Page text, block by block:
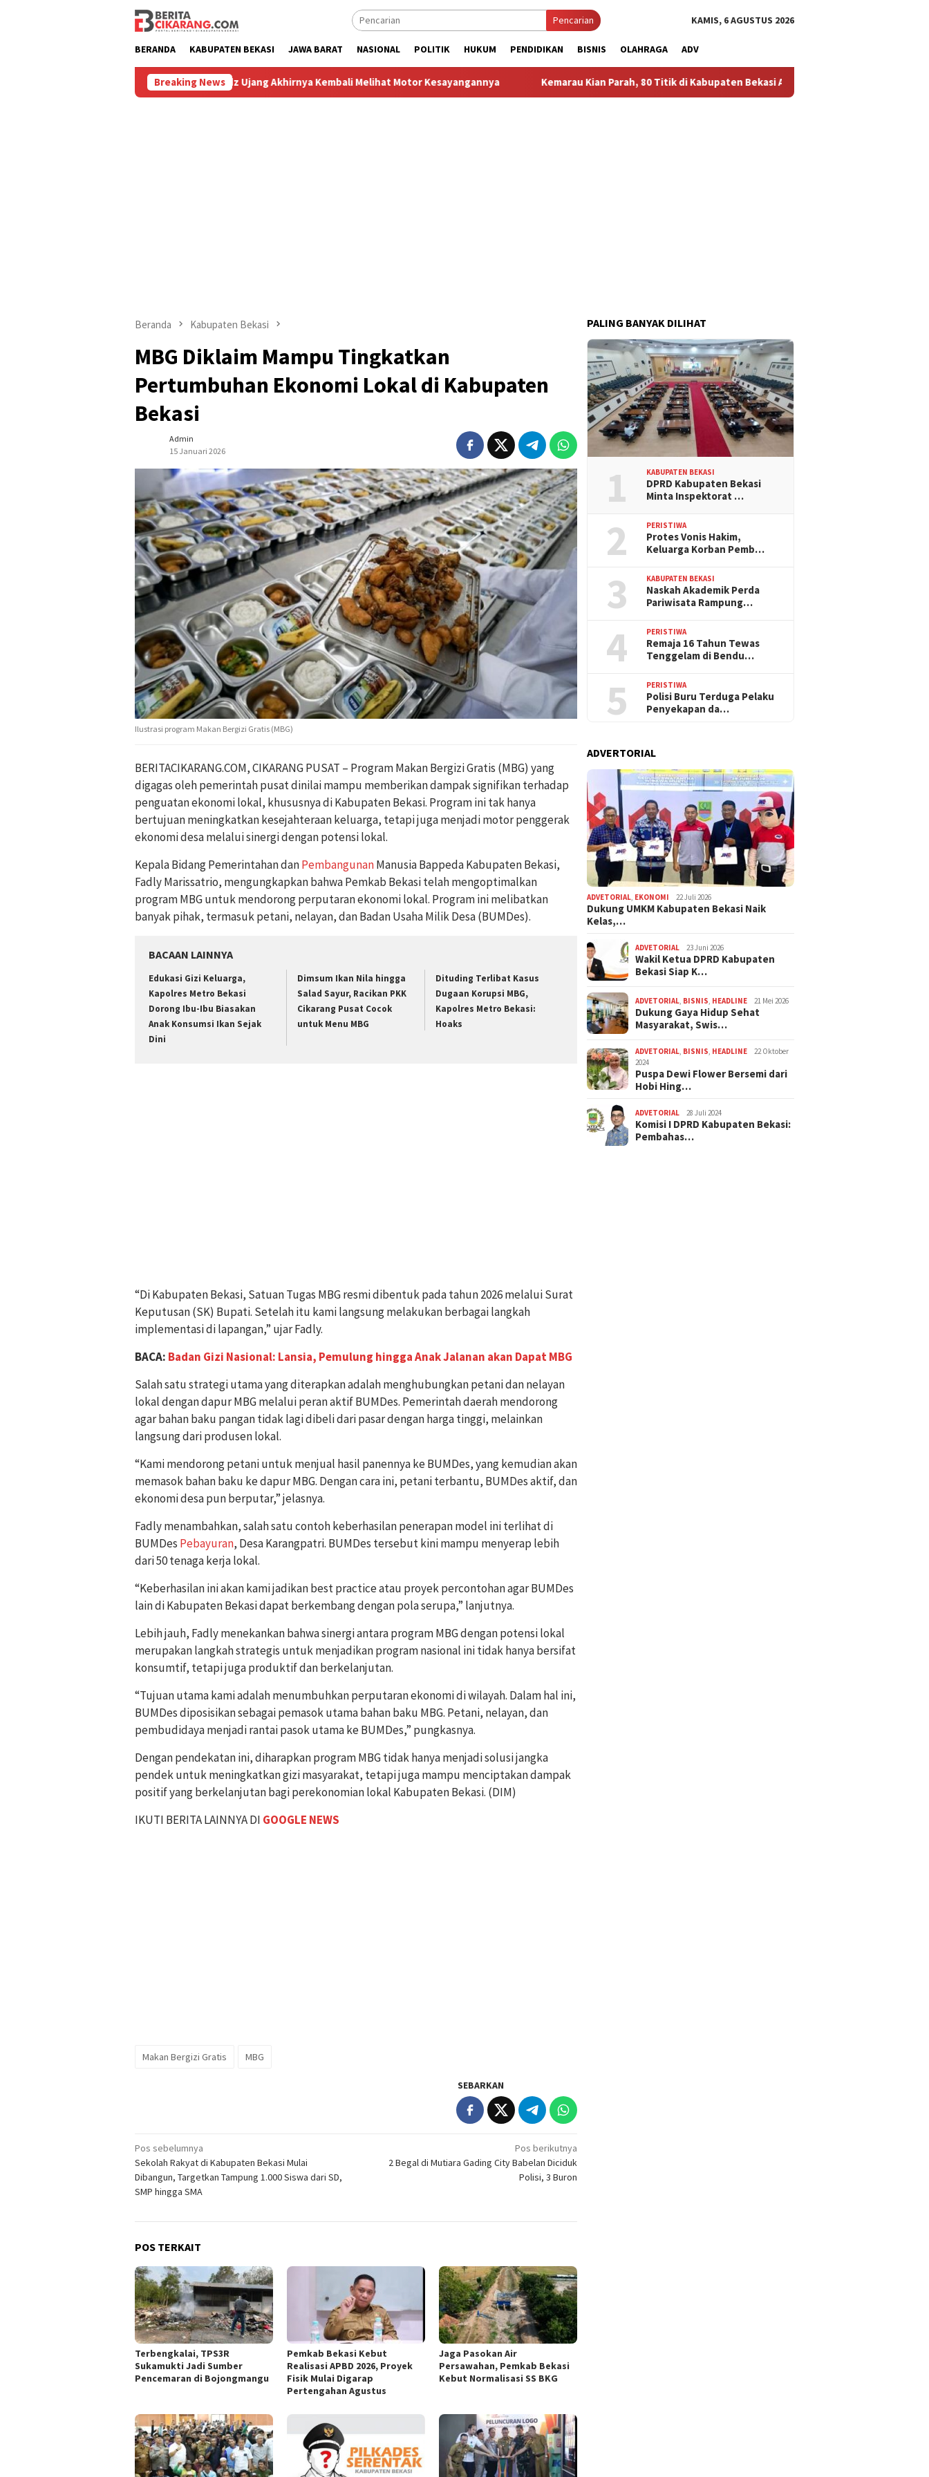
Pencarian KAMIS, 6 AGUSTUS 2026
BERANDA KABUPATEN BEKASI JAWA BARAT NASIONAL POLITIK HUKUM PENDIDIKAN BISNIS OLAHRAGA ADV
Breaking News
Hilang 5 Bulan, Ustadz Ujang Akhirnya Kembali Melihat Motor Kesayangannya Kemarau Kian Parah, 80 Titik di Kabupaten Bekasi Alami Krisis Air Bersih
Beranda Kabupaten Bekasi
MBG Diklaim Mampu Tingkatkan
Pertumbuhan Ekonomi Lokal di Kabupaten
Bekasi
Admin
15 Januari 2026
Ilustrasi program Makan Bergizi Gratis (MBG)
BERITACIKARANG.COM, CIKARANG PUSAT – Program Makan Bergizi Gratis (MBG) yang
digagas oleh pemerintah pusat dinilai mampu memberikan dampak signifikan terhadap
penguatan ekonomi lokal, khususnya di Kabupaten Bekasi. Program ini tak hanya
bertujuan meningkatkan kesejahteraan keluarga, tetapi juga menjadi motor penggerak
ekonomi desa melalui sinergi dengan potensi lokal.
Kepala Bidang Pemerintahan danPembangunanManusia Bappeda Kabupaten Bekasi,
Fadly Marissatrio, mengungkapkan bahwa Pemkab Bekasi telah mengoptimalkan
program MBG untuk mendorong perputaran ekonomi lokal. Program ini melibatkan
banyak pihak, termasuk petani, nelayan, dan Badan Usaha Milik Desa (BUMDes).
BACAAN LAINNYA
Edukasi Gizi Keluarga,
Kapolres Metro Bekasi
Dorong Ibu-Ibu Biasakan
Anak Konsumsi Ikan Sejak
Dini
Dimsum Ikan Nila hingga
Salad Sayur, Racikan PKK
Cikarang Pusat Cocok
untuk Menu MBG
Dituding Terlibat Kasus
Dugaan Korupsi MBG,
Kapolres Metro Bekasi:
Hoaks
“Di Kabupaten Bekasi, Satuan Tugas MBG resmi dibentuk pada tahun 2026 melalui Surat
Keputusan (SK) Bupati. Setelah itu kami langsung melakukan berbagai langkah
implementasi di lapangan,” ujar Fadly.
BACA: Badan Gizi Nasional: Lansia, Pemulung hingga Anak Jalanan akan Dapat MBG
Salah satu strategi utama yang diterapkan adalah menghubungkan petani dan nelayan
lokal dengan dapur MBG melalui peran aktif BUMDes. Pemerintah daerah mendorong
agar bahan baku pangan tidak lagi dibeli dari pasar dengan harga tinggi, melainkan
langsung dari produsen lokal.
“Kami mendorong petani untuk menjual hasil panennya ke BUMDes, yang kemudian akan
memasok bahan baku ke dapur MBG. Dengan cara ini, petani terbantu, BUMDes aktif, dan
ekonomi desa pun berputar,” jelasnya.
Fadly menambahkan, salah satu contoh keberhasilan penerapan model ini terlihat di
BUMDes Pebayuran, Desa Karangpatri. BUMDes tersebut kini mampu menyerap lebih
dari 50 tenaga kerja lokal.
“Keberhasilan ini akan kami jadikan best practice atau proyek percontohan agar BUMDes
lain di Kabupaten Bekasi dapat berkembang dengan pola serupa,” lanjutnya.
Lebih jauh, Fadly menekankan bahwa sinergi antara program MBG dengan potensi lokal
merupakan langkah strategis untuk menjadikan program nasional ini tidak hanya bersifat
konsumtif, tetapi juga produktif dan berkelanjutan.
“Tujuan utama kami adalah menumbuhkan perputaran ekonomi di wilayah. Dalam hal ini,
BUMDes diposisikan sebagai pemasok utama bahan baku MBG. Petani, nelayan, dan
pembudidaya menjadi rantai pasok utama ke BUMDes,” pungkasnya.
Dengan pendekatan ini, diharapkan program MBG tidak hanya menjadi solusi jangka
pendek untuk meningkatkan gizi masyarakat, tetapi juga mampu menciptakan dampak
positif yang berkelanjutan bagi perekonomian lokal Kabupaten Bekasi. (DIM)
IKUTI BERITA LAINNYA DI GOOGLE NEWS
Makan Bergizi Gratis MBG
SEBARKAN
Navigasi
pos
Pos sebelumnya
Sekolah Rakyat di Kabupaten Bekasi Mulai
Dibangun, Targetkan Tampung 1.000 Siswa dari SD,
SMP hingga SMA
Pos berikutnya
2 Begal di Mutiara Gading City Babelan Diciduk
Polisi, 3 Buron
POS TERKAIT
Terbengkalai, TPS3R
Sukamukti Jadi Sumber
Pencemaran di Bojongmangu
Pemkab Bekasi Kebut
Realisasi APBD 2026, Proyek
Fisik Mulai Digarap
Pertengahan Agustus
Jaga Pasokan Air
Persawahan, Pemkab Bekasi
Kebut Normalisasi SS BKG
PALING BANYAK DILIHAT
1 KABUPATEN BEKASI
DPRD Kabupaten Bekasi
Minta Inspektorat …
2 PERISTIWA
Protes Vonis Hakim,
Keluarga Korban Pemb…
3 KABUPATEN BEKASI
Naskah Akademik Perda
Pariwisata Rampung…
4 PERISTIWA
Remaja 16 Tahun Tewas
Tenggelam di Bendu…
5 PERISTIWA
Polisi Buru Terduga Pelaku
Penyekapan da…
ADVERTORIAL
ADVETORIAL EKONOMI 22 Juli 2026
Dukung UMKM Kabupaten Bekasi Naik
Kelas,…
ADVETORIAL 23 Juni 2026
Wakil Ketua DPRD Kabupaten
Bekasi Siap K…
ADVETORIAL BISNIS HEADLINE 21 Mei 2026
Dukung Gaya Hidup Sehat
Masyarakat, Swis…
ADVETORIAL BISNIS HEADLINE
22 Oktober
2024
Puspa Dewi Flower Bersemi dari
Hobi Hing…
ADVETORIAL 28 Juli 2024
Komisi I DPRD Kabupaten Bekasi:
Pembahas…